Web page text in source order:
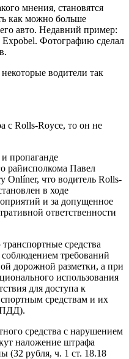
мнения, становятся
как можно больше
авто. Недавний пример:
Expobel. Фотографию сделал
с Rolls-Royce, то он не
пропаганде
райисполкома Павел
Onlíner, что водитель Rolls-
в ходе
и за допущенное
ответственности
средства
соблюдением требований
дорожной разметки, а при
использования
для доступа к
средствам и их
ПДД).
средства с нарушением
наложение штрафа
(32 рубля, ч. 1 ст. 18.18